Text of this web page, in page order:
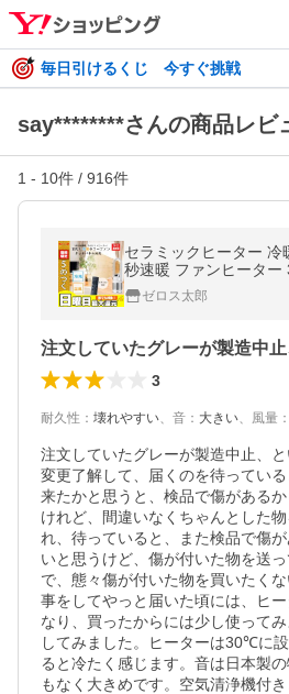
毎日引けるくじ 今すぐ挑戦
say********さんの商品レビ
1 - 10件 / 916件
セラミックヒーター 冷
秒速暖 ファンヒーター
温設定 リモコン付き 電
OFF 静音 節電 おしゃれ
ゼロス太郎
3
耐久性 ： 壊れやすい、 音 ： 大きい、 風量 ：
注文していたグレーが製造中止、
変更了解して、届くのを待ってい
来たかと思うと、検品で傷がある
けれど、間違いなくちゃんとした
れ、待っていると、また検品で傷
いと思うけど、傷が付いた物を送
で、態々傷が付いた物を買いたく
事をしてやっと届いた頃には、ヒ
なり、買ったからには少し使って
してみました。ヒーターは30℃に
ると冷たく感じます。音は日本製
もなく大きめです。空気清浄機付